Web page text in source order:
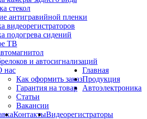
стекол
антигравийной пленки
видеорегистраторов
подогрева сидений
ТВ
и автосигнализаций
нас
Как оформить заказ
Гарантия на товар
Статьи
Вакансии
Контакты
Главная
Продукция
Автоэлектроника
Видеорегистраторы